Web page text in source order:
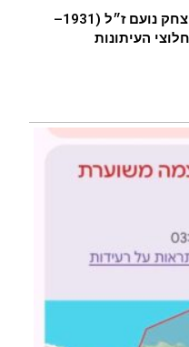
העיר אילת תיפרד ( חמישי) מיצחק נועם ז״ל (1931–
העיתונות